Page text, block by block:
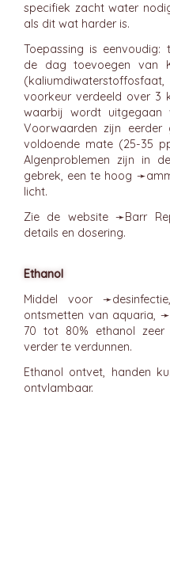
specifiek zacht water
als dit wat harder is.
Toepassing is eenvoudig:
de dag toevoegen van
(kaliumdiwaterstoffosfaat,
voorkeur verdeeld over 3
waarbij wordt uitgegaan
Voorwaarden zijn eerder
voldoende mate (25-35
Algenproblemen zijn in
gebrek, een te hoog ➛
licht.
Zie de website ➛Barr
details en dosering.
Ethanol
Middel voor ➛desinfectie
ontsmetten van aquaria, ➛
70 tot 80% ethanol zeer
verder te verdunnen.
Ethanol ontvet, handen
ontvlambaar.